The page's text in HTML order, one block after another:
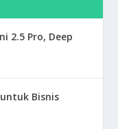
2.5 Pro, Deep
Bisnis